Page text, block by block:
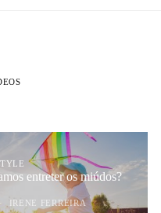
entreter os miúdos?
IRENE FERREIRA